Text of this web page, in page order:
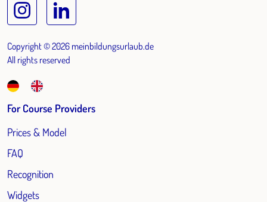
Copyright © 2026 meinbildungsurlaub.de
All rights reserved
For Course Providers
Prices & Model
FAQ
Recognition
Widgets